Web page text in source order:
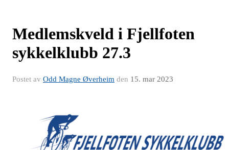
Medlemskveld i Fjellfoten
sykkelklubb 27.3
Postet av Odd Magne Øverheim den 15. mar 2023